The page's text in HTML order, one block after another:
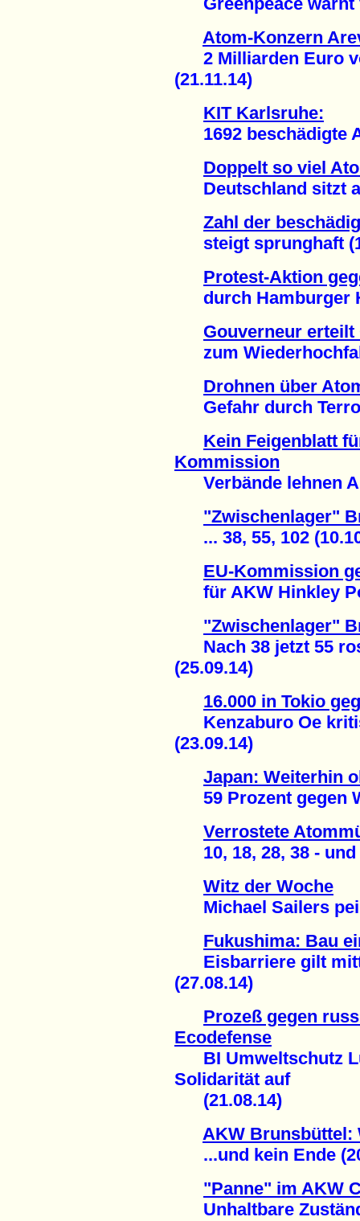
Atom-Konzern
2 Milliarden Euro
(21.11.14)
KIT Karlsruhe:
1692 beschädigte
Doppelt so viel
Deutschland sitzt
Zahl der
steigt sprunghaft
Protest-Aktion
durch Hamburger
Gouverneur erteilt
zum
Drohnen über
Gefahr durch
Kein Feigenblatt
Kommission
Verbände lehnen
"Zwischenlager"
... 38, 55, 102
EU-Kommission
für AKW Hinkley
"Zwischenlager"
Nach 38 jetzt 55
(25.09.14)
16.000 in Tokio
Kenzaburo Oe
(23.09.14)
Japan: Weiterhin
59 Prozent gegen
Verrostete
10, 18, 28, 38 - und
Witz der Woche
Michael Sailers
Fukushima: Bau
Eisbarriere gilt
(27.08.14)
Prozeß gegen
Ecodefense
BI Umweltschutz
Solidarität auf
(21.08.14)
AKW Brunsbüttel:
...und kein Ende
"Panne" im AKW
Unhaltbare